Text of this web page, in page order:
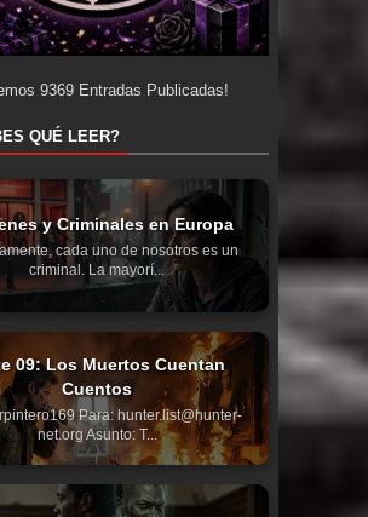
9369Entradas Publicadas!
QUÉ LEER?
y Criminales en Europa
cada uno de nosotros es un
criminal. La mayorí...
09: Los Muertos Cuentan
Cuentos
Para: hunter.list@hunter-
net.org Asunto: T...